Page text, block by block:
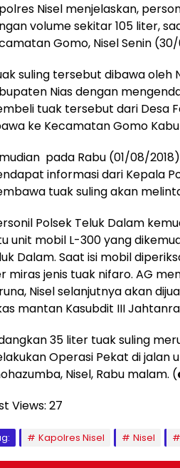
Nisel menjelaskan,
volume sekitar 105 liter,
Gomo, Nisel Senin
suling tersebut dibawa oleh
Nias dengan
tuak tersebut dari Desa
ke Kecamatan Gomo
pada Rabu (01/08/
informasi dari Kepala
tuak suling akan
Polsek Teluk Dalam
unit mobil L-300 yang
Dalam. Saat isi mobil
miras jenis tuak nifaro. AG
Nisel selanjutnya akan
mantan Kasubdit III
35 liter tuak suling
Operasi Pekat di jalan
Nisel, Rabu malam. (
Views: 27
Kapolres Nisel Nisel